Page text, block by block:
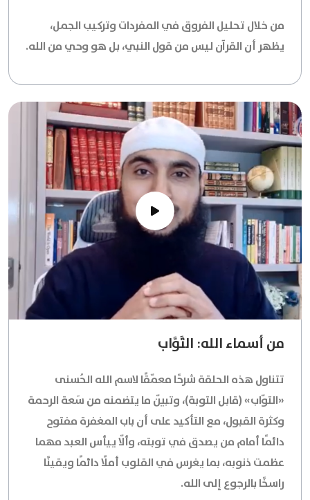
من خلال تحليل الفروق في المفردات وتركيب الجمل،
يظهر أن القرآن ليس من قول النبي، بل هو وحي من الله.
من أسماء الله: التَّوَّاب
تتناول هذه الحلقة شرحًا معمّقًا لاسم الله الحُسنى
«التوّاب»(قابل التوبة)، وتبيّن ما يتضمنه من سَعة الرحمة
وكثرة القبول، مع التأكيد على أن باب المغفرة مفتوح
دائمًا أمام من يصدق في توبته، وألّا ييأس العبد مهما
عظمت ذنوبه، بما يغرس في القلوب أملًا دائمًا ويقينًا
راسخًا بالرجوع إلى الله.